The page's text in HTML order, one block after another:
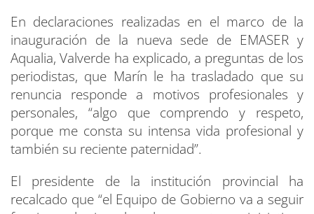
En declaraciones realizadas en el marco de la
inauguración de la nueva sede de EMASER y
Aqualia, Valverde ha explicado, a preguntas de los
periodistas, que Marín le ha trasladado que su
renuncia responde a motivos profesionales y
personales, “algo que comprendo y respeto,
porque me consta su intensa vida profesional y
también su reciente paternidad”.
El presidente de la institución provincial ha
recalcado que “el Equipo de Gobierno va a seguir